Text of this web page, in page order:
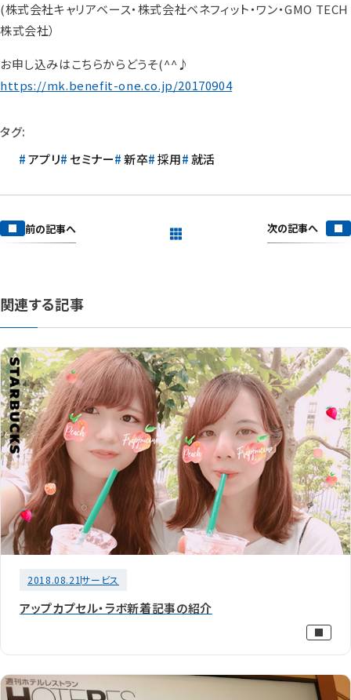
(株式会社キャリアベース・株式会社ベネフィット・ワン・GMO TECH
株式会社）
お申し込みはこちらからどうそ(^^♪
https://mk.benefit-one.co.jp/20170904
タグ:
アプリ
セミナー 新卒 採用 就活
前の記事へ 次の記事へ
関連する記事
2018.08.21サービス
アップカプセル・ラボ新着記事の紹介